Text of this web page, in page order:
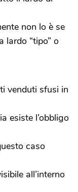
non lo è se
lardo “tipo” o
venduti sfusi in
esiste l’obbligo
caso
all’interno